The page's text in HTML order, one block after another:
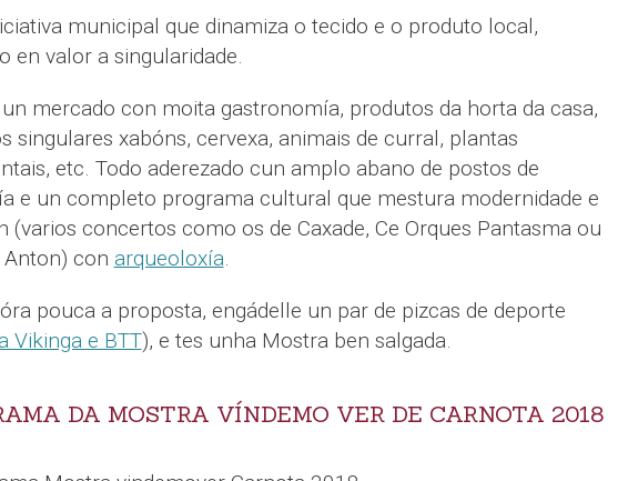
municipal que dinamiza o tecido e o produto local,
en valor a singularidade.
mercado con moita gastronomía, produtos da horta da casa,
singulares xabóns, cervexa, animais de curral, plantas
etc. Todo aderezado cun amplo abano de postos de
e un completo programa cultural que mestura modernidade e
(varios concertos como os de Caxade, Ce Orques Pantasma ou
con arqueoloxía.
pouca a proposta, engádelle un par de pizcas de deporte
Vikinga e BTT), e tes unha Mostra ben salgada.
DA MOSTRA VÍNDEMO VER DE CARNOTA 2018